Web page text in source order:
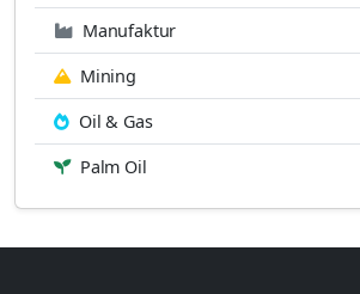
Manufaktur
Mining
Oil & Gas
Palm Oil